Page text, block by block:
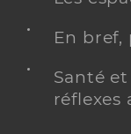
En bref,
Santé
réflexes